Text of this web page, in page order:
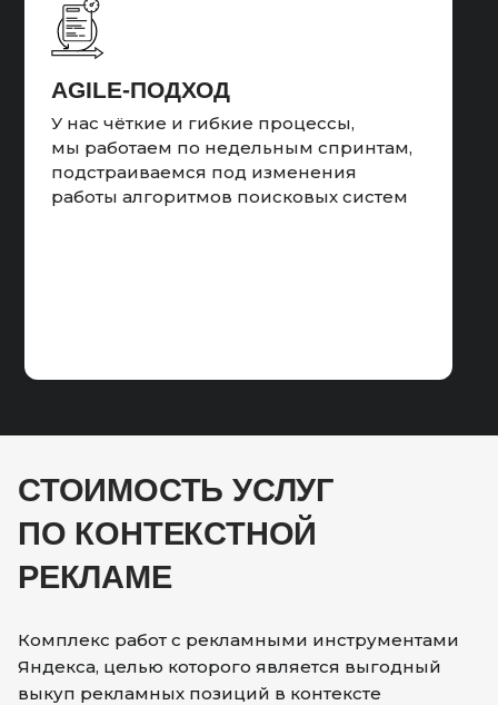
AGILE-ПОДХОД
У нас чёткие и гибкие процессы,
мы работаем по недельным спринтам,
подстраиваемся под изменения
работы алгоритмов поисковых систем
СТОИМОСТЬ УСЛУГ
ПО КОНТЕКСТНОЙ
РЕКЛАМЕ
Комплекс работ с рекламными инструментами
Яндекса, целью которого является выгодный
выкуп рекламных позиций в контексте